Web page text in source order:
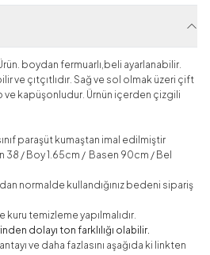
boydan fermuarlı,beli ayarlanabilir.
ve çıtçıtlıdır. Sağ ve sol olmak üzeri çift
ve kapüşonludur. Ürnün içerden çizgili
paraşüt kumaştan imal edilmiştir
38 / Boy 1.65cm / Basen 90cm / Bel
normalde kullandığınız bedeni sipariş
kuru temizleme yapılmalıdır.
dolayı ton farklılığı olabilir.
ve daha fazlasını aşağıda ki linkten